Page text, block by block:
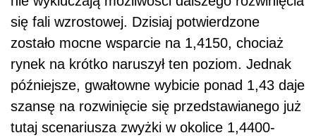
się fali wzrostowej. Dzisiaj potwierdzone
zostało mocne wsparcie na 1,4150, chociaż
rynek na krótko naruszył ten poziom. Jednak
późniejsze, gwałtowne wybicie ponad 1,43 daje
szansę na rozwinięcie się przedstawianego już
tutaj scenariusza zwyżki w okolice 1,4400-